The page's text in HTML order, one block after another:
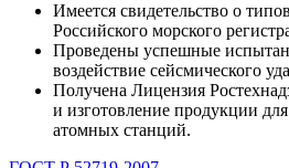
Имеется свидетельство о
Российского морского
Проведены успешные
воздействие сейсмического
Получена Лицензия
и изготовление продукции
атомных станций.